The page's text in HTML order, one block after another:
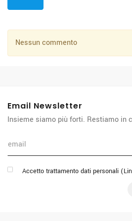
Nessun commento
Email Newsletter
Insieme siamo più forti. Restiamo in
Accetto trattamento dati personali (